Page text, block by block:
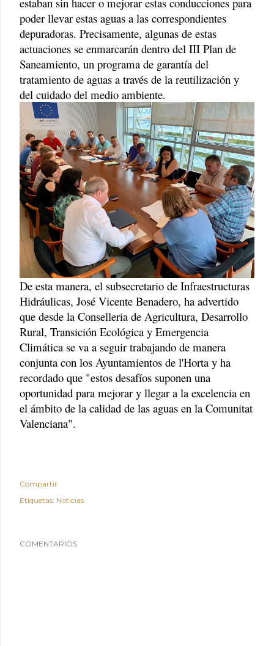
poder llevar estas aguas a las correspondientes
depuradoras. Precisamente, algunas de estas
actuaciones se enmarcarán dentro del III Plan de
Saneamiento, un programa de garantía del
tratamiento de aguas a través de la reutilización y
del cuidado del medio ambiente.
De esta manera, el subsecretario de Infraestructuras
Hidráulicas, José Vicente Benadero, ha advertido
que desde la Conselleria de Agricultura, Desarrollo
Rural, Transición Ecológica y Emergencia
Climática se va a seguir trabajando de manera
conjunta con los Ayuntamientos de l'Horta y ha
recordado que "estos desafíos suponen una
oportunidad para mejorar y llegar a la excelencia en
el ámbito de la calidad de las aguas en la Comunitat
Valenciana".
Compartir
Etiquetas: Noticias
COMENTARIOS